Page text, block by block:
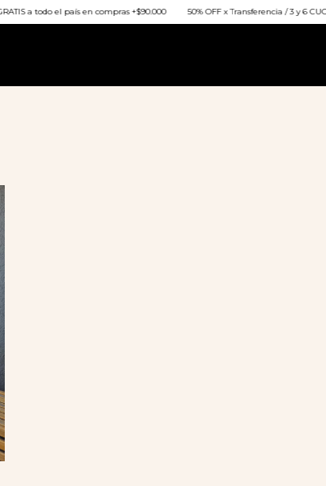
a todo el país en compras +$90.000 50% OFF x Transferencia / 3 y 6